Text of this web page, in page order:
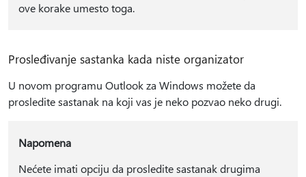
ove korake umesto toga.
Prosleđivanje sastanka kada niste organizator
U novom programu Outlook za Windows možete da
prosledite sastanak na koji vas je neko pozvao neko drugi.
Napomena
Nećete imati opciju da prosledite sastanak drugima